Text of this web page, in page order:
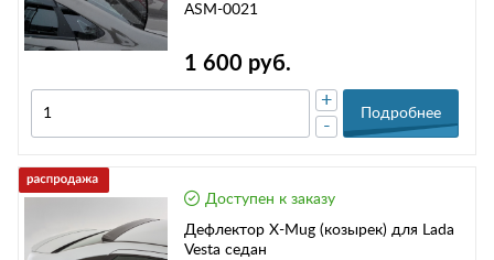
ASM-0021
1 600 руб.
-
+
Подробнее
Доступен к заказу
Дефлектор X-Mug (козырек) для Lada
Vesta седан